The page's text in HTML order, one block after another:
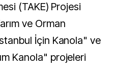
(TAKE) Projesi
ve Orman
İçin Kanola" ve
Kanola" projeleri